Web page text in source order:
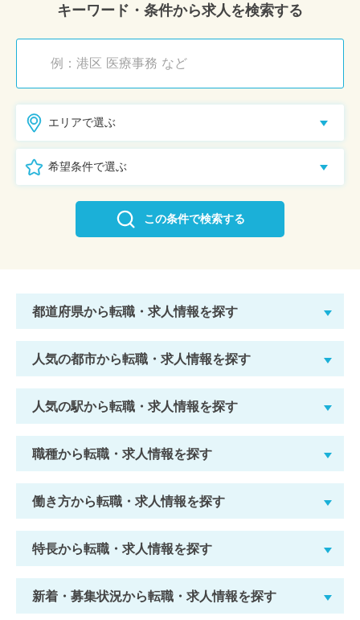
キーワード・条件から求人を検索する
エリアで選ぶ
希望条件で選ぶ
この条件で検索する
都道府県から転職・求人情報を探す
人気の都市から転職・求人情報を探す
人気の駅から転職・求人情報を探す
職種から転職・求人情報を探す
働き方から転職・求人情報を探す
特長から転職・求人情報を探す
新着・募集状況から転職・求人情報を探す